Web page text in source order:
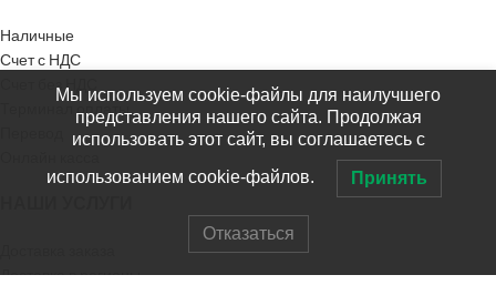
Наличные
Счет с НДС
Счет без НДС
Доставка в регионы
Мы используем cookie-файлы для наилучшего
представления нашего сайта. Продолжая
использовать этот сайт, вы соглашаетесь с
использованием cookie-файлов. Принять
Отказаться